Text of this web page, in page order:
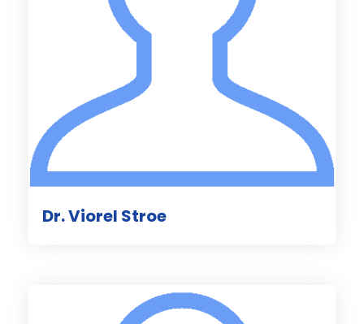
Dr. Viorel Stroe